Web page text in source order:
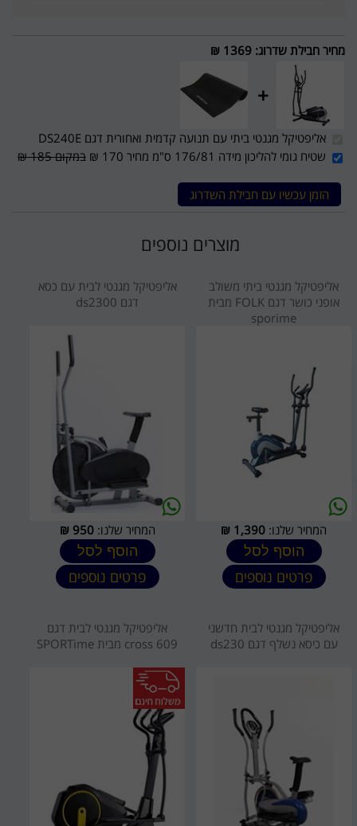
מחיר חבילת שדרוג:
1369 ₪
+
אליפטיקל מגנטי ביתי עם תנועה קדמית ואחורית דגם DS240E
שטיח גומי להליכון מידה 176/81 ס"מ מחיר 170 ₪
במקום 185 ₪
הזמן עכשיו עם חבילת השדרוג
מוצרים נוספים
אליפטיקל מגנטי ביתי משולב
אופני כושר דגם FOLK מבית
sporime
המחיר שלנו: 1,390
₪
הוסף לסל
פרטים נוספים
אליפטיקל מגנטי לבית עם כסא
דגם ds2300
המחיר שלנו:950
₪
הוסף לסל
פרטים נוספים
אליפטיקל מגנטי לבית חדשני
עם כיסא נשלף דגם ds230
אליפטיקל מגנטי לבית דגם
cross 609 מבית SPORTime